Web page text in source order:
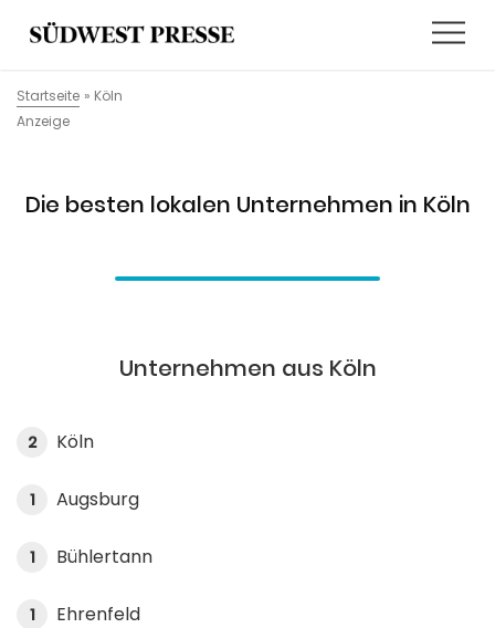
Startseite » Köln
Anzeige
Die besten lokalen Unternehmen in Köln
Unternehmen aus Köln
2 Köln
1 Augsburg
1 Bühlertann
1 Ehrenfeld